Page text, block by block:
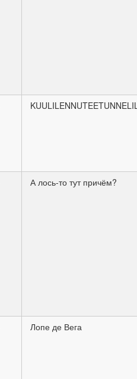
А лось-то тут причём?
Лопе де Вега